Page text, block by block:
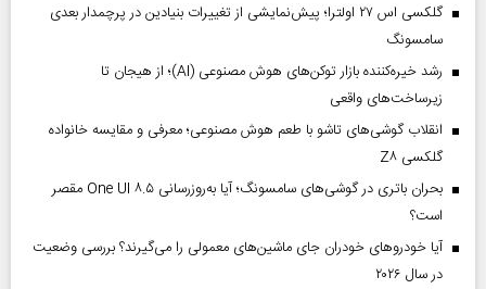
گلکسی اس ۲۷ اولترا؛ پیش‌نمایشی از تغییرات بنیادین در پرچمدار بعدی
سامسونگ
رشد خیره‌کننده بازار توکن‌های هوش مصنوعی (AI)؛ از هیجان تا
زیرساخت‌های واقعی
انقلاب گوشی‌های تاشو‌ با طعم هوش مصنوعی؛ معرفی و مقایسه خانواده
گلکسی Z۸
بحران باتری در گوشی‌های سامسونگ؛ آیا به‌روزرسانی One UI ۸.۵ مقصر
است؟
آیا خودروهای خودران جای ماشین‌های معمولی را می‌گیرند؟ بررسی وضعیت
در سال ۲۰۲۶